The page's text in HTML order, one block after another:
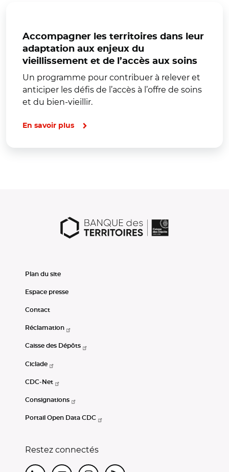
Accompagner les territoires dans leur
adaptation aux enjeux du
vieillissement et de l’accès aux soins
Un programme pour contribuer à relever et
anticiper les défis de l’accès à l’offre de soins
et du bien-vieillir.
En savoir plus
Plan du site
Espace presse
Contact
Réclamation
Caisse des Dépôts
Ciclade
CDC-Net
Consignations
Portail Open Data CDC
Restez connectés